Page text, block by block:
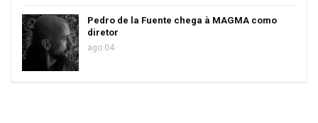
Pedro de la Fuente chega à MAGMA como
diretor
ago 04